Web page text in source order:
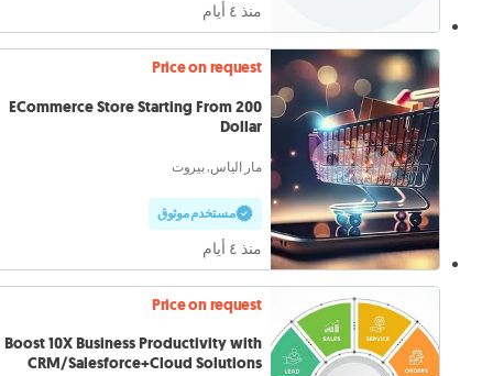
منذ ٤ أيام
Price on request
ECommerce Store Starting From 200
Dollar
مار الياس, بيروت
مستخدم موثوق
منذ ٤ أيام
Price on request
Boost 10X Business Productivity with
CRM/Salesforce+Cloud Solutions